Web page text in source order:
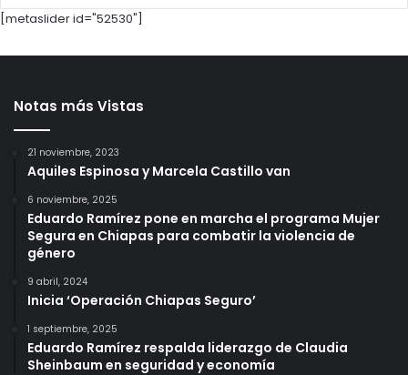
[metaslider id="52530"]
Notas más Vistas
21 noviembre, 2023
Aquiles Espinosa y Marcela Castillo van
6 noviembre, 2025
Eduardo Ramírez pone en marcha el programa Mujer
Segura en Chiapas para combatir la violencia de
género
9 abril, 2024
Inicia ‘Operación Chiapas Seguro’
1 septiembre, 2025
Eduardo Ramírez respalda liderazgo de Claudia
Sheinbaum en seguridad y economía